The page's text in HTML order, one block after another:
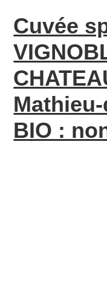
Cuvée
BIO :